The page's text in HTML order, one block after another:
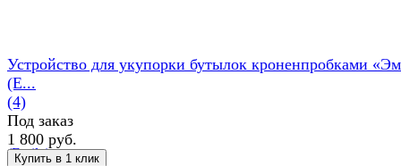
Устройство для укупорки бутылок кроненпробками
(E...
(4)
Под заказ
1 800 руб.